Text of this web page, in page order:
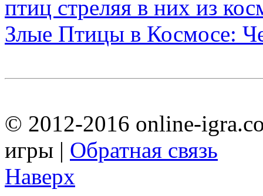
Злые Птицы в Космосе:
© 2012-2016 online-
игры | Обратная связь
Наверх